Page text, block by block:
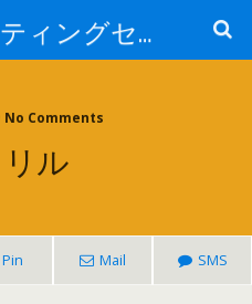
レーザーカッティングセンター 株式会社 中本鉄工所
No Comments
ル
Pin Mail SMS